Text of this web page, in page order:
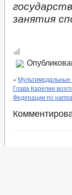
занятия
«
Глава Карелии
Федерации по